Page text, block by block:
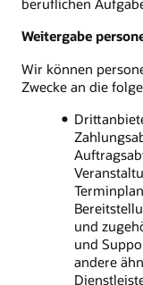
beruflichen
Weitergabe
Wir können
Zwecke an die
und
und
andere